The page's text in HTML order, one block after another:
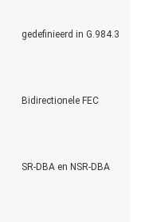
gedefinieerd in G.984.3
Bidirectionele FEC
SR-DBA en NSR-DBA